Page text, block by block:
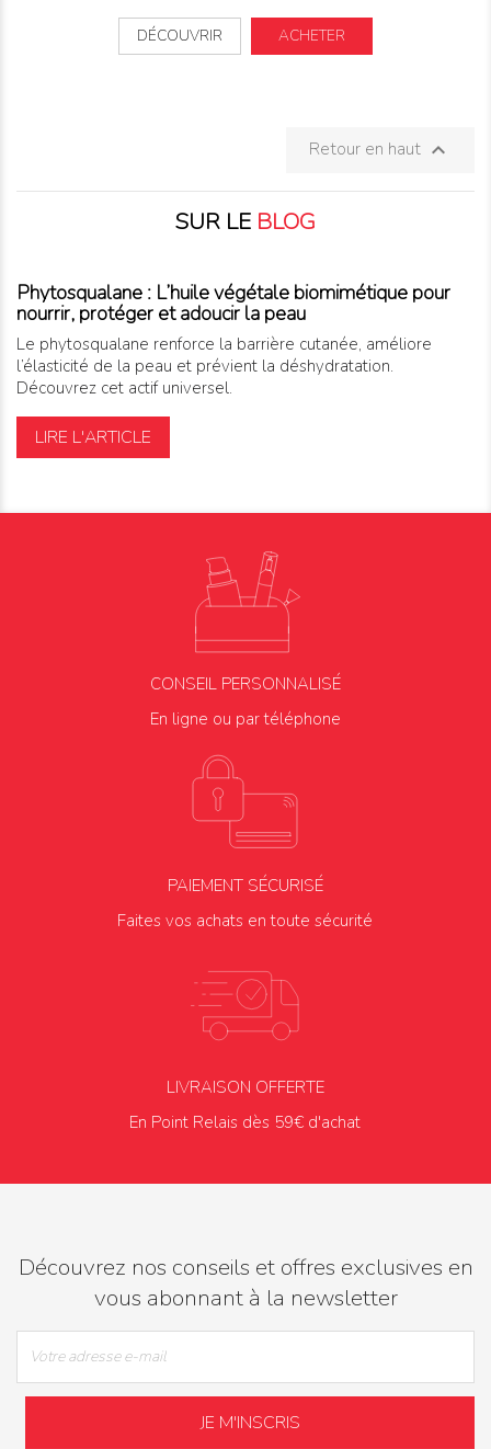
DÉCOUVRIR ACHETER
Retour en haut 
SUR LE BLOG
Phytosqualane : L’huile végétale biomimétique pour
nourrir, protéger et adoucir la peau
Le phytosqualane renforce la barrière cutanée, améliore
l’élasticité de la peau et prévient la déshydratation.
Découvrez cet actif universel.
LIRE L'ARTICLE
CONSEIL PERSONNALISÉ
En ligne ou par téléphone
PAIEMENT SÉCURISÉ
Faites vos achats en toute sécurité
LIVRAISON OFFERTE
En Point Relais dès 59€ d'achat
Découvrez nos conseils et offres exclusives en
vous abonnant à la newsletter